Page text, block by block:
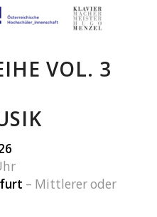
VOL. 3
– Mittlerer oder